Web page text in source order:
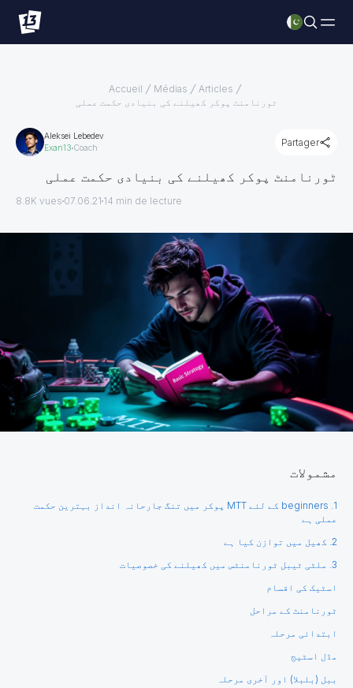
Accueil Médias
Articles
ٹورنامنٹ پوکر کھیلنے کی بنیادی حکمت عملی
Aleksei Lebedev
Exan13 Coach Partager
ٹورنامنٹ پوکر کھیلنے کی بنیادی حکمت عملی
8.8K vues 07.06.21 14 min de lecture
مشمولات
1. beginners کے لئے MTT پوکر میں تنگ جارحانہ انداز بہترین حکمت
عملی ہے
2. کھیل میں توازن کیا ہے
3. ملٹی ٹیبل ٹورنامنٹس میں کھیلنے کی خصوصیات
اسٹیک کی اقسام
ٹورنامنٹ کے مراحل
ابتدائی مرحلہ
مڈل اسٹیج
ببل (بلبلا) اور آخری مرحلہ